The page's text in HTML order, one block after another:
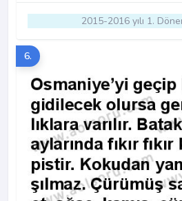
2015-2016 yılı 1.
6.